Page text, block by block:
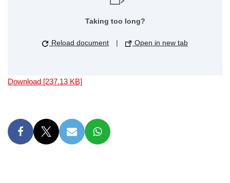
Taking too long?
Reload document | Open in new tab
Download [237.13 KB]